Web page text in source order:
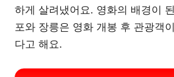
하게 살려냈어요. 영화의 배경이
포와 장릉은 영화 개봉 후 관광객
다고 해요.